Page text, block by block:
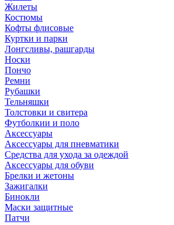
Жилеты
Костюмы
Кофты флисовые
Куртки и парки
Лонгсливы, рашгарды
Носки
Пончо
Ремни
Рубашки
Тельняшки
Толстовки и свитера
Футболкии и поло
Аксессуары
Аксессуары для пневматики
Средства для ухода за одеждой
Аксессуары для обуви
Брелки и жетоны
Зажигалки
Бинокли
Маски защитные
Патчи